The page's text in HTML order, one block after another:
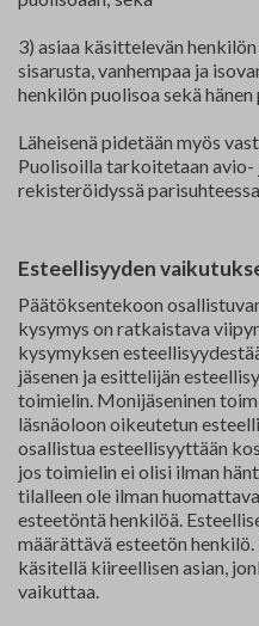
3) asiaa käsittelevän
sisarusta, vanhempaa ja
henkilön puolisoa sekä
Läheisenä pidetään myös
Puolisoilla tarkoitetaan avio-
rekisteröidyssä
Esteellisyyden
Päätöksentekoon
kysymys on ratkaistava
kysymyksen
jäsenen ja esittelijän
toimielin. Monijäseninen
läsnäoloon oikeutetun
osallistua esteellisyyttään
jos toimielin ei olisi ilman
tilalleen ole ilman
esteetöntä henkilöä.
määrättävä esteetön
käsitellä kiireellisen asian,
vaikuttaa.